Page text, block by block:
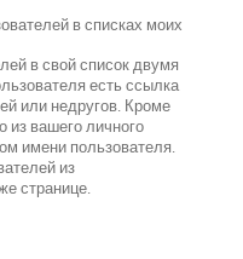
в списках моих
в свой список двумя
есть ссылка
или недругов. Кроме
из вашего личного
имени пользователя.
из
странице.